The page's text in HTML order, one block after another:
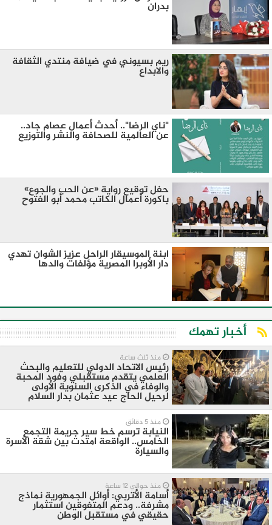
بدران
ريم بسيوني في ضيافة منتدي الثقافة
والابداع
"ناي الرضا".. أحدث أعمال عصام جاد..
عن العالمية للصحافة والنشر والتوزيع
حفل توقيع رواية «عن الحب والجوع»
باكورة أعمال الكاتب محمد أبو الفتوح
ابنة الموسيقار الراحل عزيز الشوان تهدي
دار الأوبرا المصرية مؤلفات والدها
أخبار تهمك
منذ ثلث ساعة
رئيس الاتحاد الدولي للتعليم والبحث
العلمي يتقدم مستقبلي وفود المحبة
والوفاء في الذكرى السنوية الأولى
لرحيل الحاج عيد عثمان بدار السلام
منذ 5 دقائق
النيابة ترسم خط سير جريمة التجمع
الخامس.. الواقعة امتدت بين شقة الأسرة
والسيارة
منذ حوالي 12 ساعة
أسامة الأتربي: أوائل الجمهورية نماذج
مشرفة.. ودعم المتفوقين استثمار
حقيقي في مستقبل الوطن